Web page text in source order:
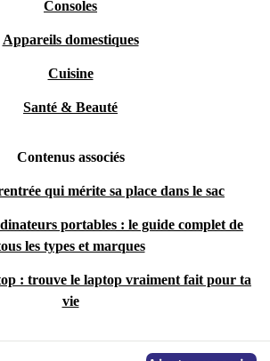
Consoles
Appareils domestiques
Cuisine
Santé & Beauté
Contenus associés
qui mérite sa place dans le sac
portables : le guide complet de
les types et marques
: trouve le laptop vraiment fait pour ta
vie